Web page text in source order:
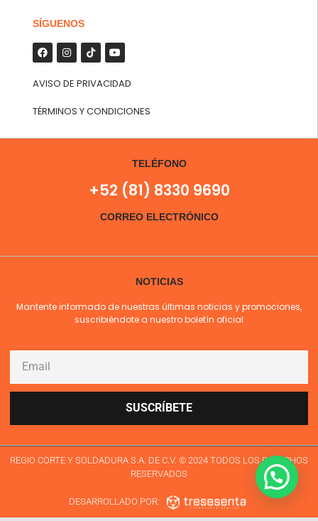
SÍGUENOS
AVISO DE PRIVACIDAD
TÉRMINOS Y CONDICIONES
TELÉFONO
+52 (81) 8330 9690
CORREO ELECTRÓNICO
NOTICIAS
Mantente informado de nuestras últimas noticias y promociones,
suscribiéndote a nuestro boletín oficial
SUSCRÍBETE
REGIO CORTE Y SOLDADURA S.A. DE C.V. © 2024 TODOS LOS DERECHOS
RESERVADOS
DESARROLLADO POR: